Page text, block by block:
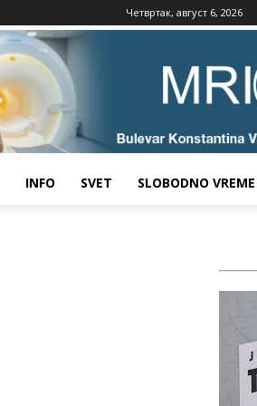
Четвртак, август 6, 2026
INFO SVET SLOBODNO VREME